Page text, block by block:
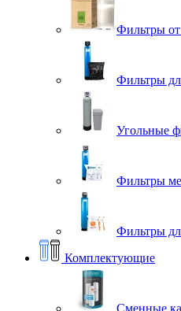
Фильтры
Фильтры
Угольные
Фильтры
Фильтры
Комплектующие
Сменные